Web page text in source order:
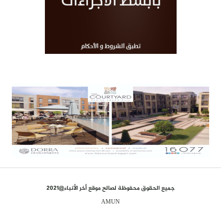
جميع الحقوق محفوظة لصالح موقع أخر الأنباء@2021
AMUN